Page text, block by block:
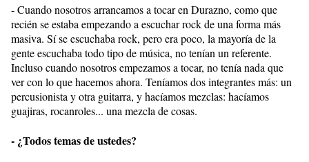
- Cuando nosotros arrancamos a tocar en Durazno, como que
recién se estaba empezando a escuchar rock de una forma más
masiva. Sí se escuchaba rock, pero era poco, la mayoría de la
gente escuchaba todo tipo de música, no tenían un referente.
Incluso cuando nosotros empezamos a tocar, no tenía nada que
ver con lo que hacemos ahora. Teníamos dos integrantes más: un
percusionista y otra guitarra, y hacíamos mezclas: hacíamos
guajiras, rocanroles... una mezcla de cosas.
- ¿Todos temas de ustedes?